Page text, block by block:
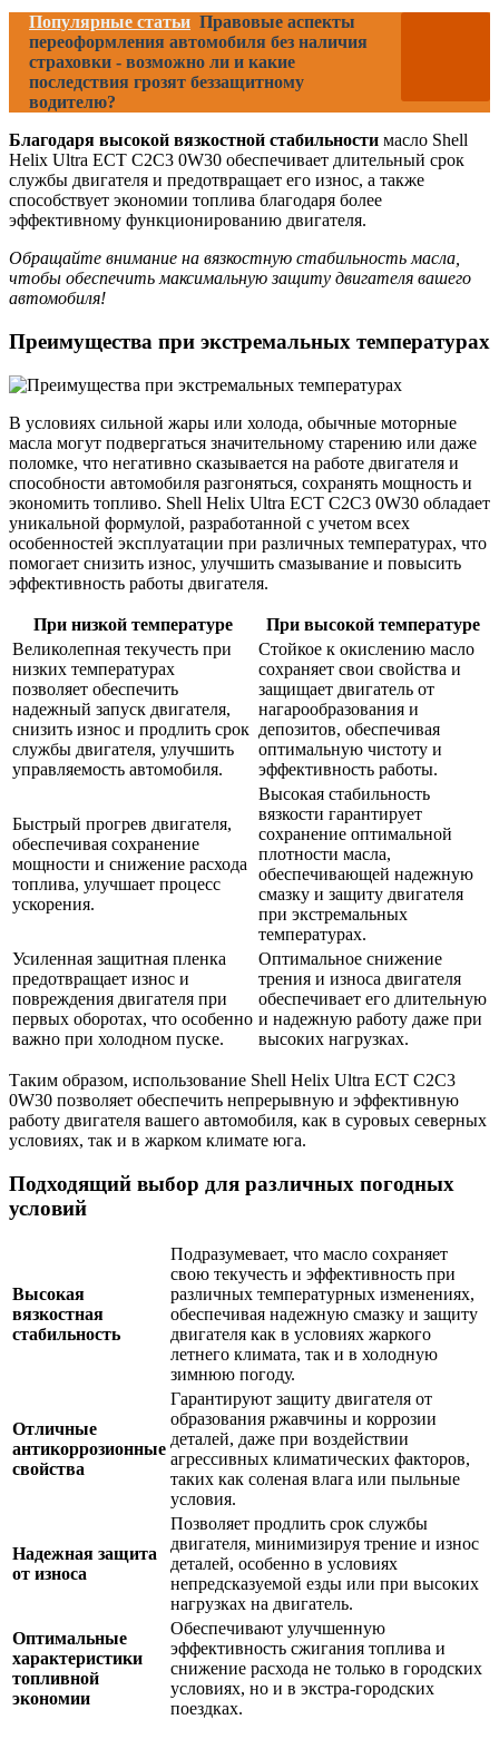
Популярные статьи Правовые аспекты
переоформления автомобиля без наличия
страховки - возможно ли и какие
последствия грозят беззащитному
водителю?
Благодаря высокой вязкостной стабильности масло Shell
Helix Ultra ECT C2C3 0W30 обеспечивает длительный срок
службы двигателя и предотвращает его износ, а также
способствует экономии топлива благодаря более
эффективному функционированию двигателя.
Обращайте внимание на вязкостную стабильность масла,
чтобы обеспечить максимальную защиту двигателя вашего
автомобиля!
Преимущества при экстремальных температурах
В условиях сильной жары или холода, обычные моторные
масла могут подвергаться значительному старению или даже
поломке, что негативно сказывается на работе двигателя и
способности автомобиля разгоняться, сохранять мощность и
экономить топливо. Shell Helix Ultra ECT C2C3 0W30 обладает
уникальной формулой, разработанной с учетом всех
особенностей эксплуатации при различных температурах, что
помогает снизить износ, улучшить смазывание и повысить
эффективность работы двигателя.
При низкой температуре
При высокой температуре
Великолепная текучесть при
низких температурах
позволяет обеспечить
надежный запуск двигателя,
снизить износ и продлить срок
службы двигателя, улучшить
управляемость автомобиля.
Стойкое к окислению масло
сохраняет свои свойства и
защищает двигатель от
нагарообразования и
депозитов, обеспечивая
оптимальную чистоту и
эффективность работы.
Быстрый прогрев двигателя,
обеспечивая сохранение
мощности и снижение расхода
топлива, улучшает процесс
ускорения.
Высокая стабильность
вязкости гарантирует
сохранение оптимальной
плотности масла,
обеспечивающей надежную
смазку и защиту двигателя
при экстремальных
температурах.
Усиленная защитная пленка
предотвращает износ и
повреждения двигателя при
первых оборотах, что особенно
важно при холодном пуске.
Оптимальное снижение
трения и износа двигателя
обеспечивает его длительную
и надежную работу даже при
высоких нагрузках.
Таким образом, использование Shell Helix Ultra ECT C2C3
0W30 позволяет обеспечить непрерывную и эффективную
работу двигателя вашего автомобиля, как в суровых северных
условиях, так и в жарком климате юга.
Подходящий выбор для различных погодных
условий
Высокая
вязкостная
стабильность
Подразумевает, что масло сохраняет
свою текучесть и эффективность при
различных температурных изменениях,
обеспечивая надежную смазку и защиту
двигателя как в условиях жаркого
летнего климата, так и в холодную
зимнюю погоду.
Отличные
антикоррозионные
свойства
Гарантируют защиту двигателя от
образования ржавчины и коррозии
деталей, даже при воздействии
агрессивных климатических факторов,
таких как соленая влага или пыльные
условия.
Надежная защита
от износа
Позволяет продлить срок службы
двигателя, минимизируя трение и износ
деталей, особенно в условиях
непредсказуемой езды или при высоких
нагрузках на двигатель.
Оптимальные
характеристики
топливной
экономии
Обеспечивают улучшенную
эффективность сжигания топлива и
снижение расхода не только в городских
условиях, но и в экстра-городских
поездках.